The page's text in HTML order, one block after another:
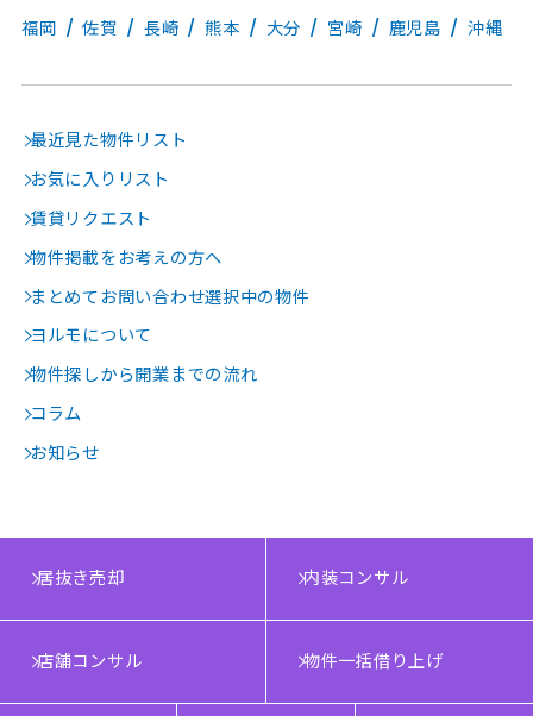
福岡 佐賀 長崎 熊本 大分 宮崎 鹿児島 沖縄
最近見た物件リスト
お気に入りリスト
賃貸リクエスト
物件掲載をお考えの方へ
まとめてお問い合わせ選択中の物件
ヨルモについて
物件探しから開業までの流れ
コラム
お知らせ
居抜き売却 内装コンサル
店舗コンサル 物件一括借り上げ